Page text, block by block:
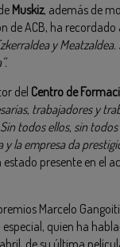
Muskiz, además de
de ACB, ha
y
del Centro de
trabajadores y
todos ellos, sin
y la empresa da
presente en el
Marcelo
quien ha
de su última